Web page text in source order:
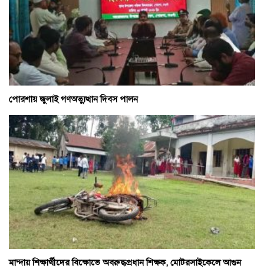
পোরশায় জুলাই গণঅভ্যুত্থান দিবস পালন
মান্দায় শিক্ষার্থীদের বিক্ষোভে অবরুদ্ধপ্রধান শিক্ষক, মোটরসাইকেলে আগুন